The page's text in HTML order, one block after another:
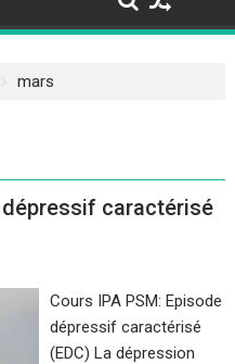
mars
dépressif caractérisé
Cours IPA PSM: Episode
dépressif caractérisé
(EDC) La dépression